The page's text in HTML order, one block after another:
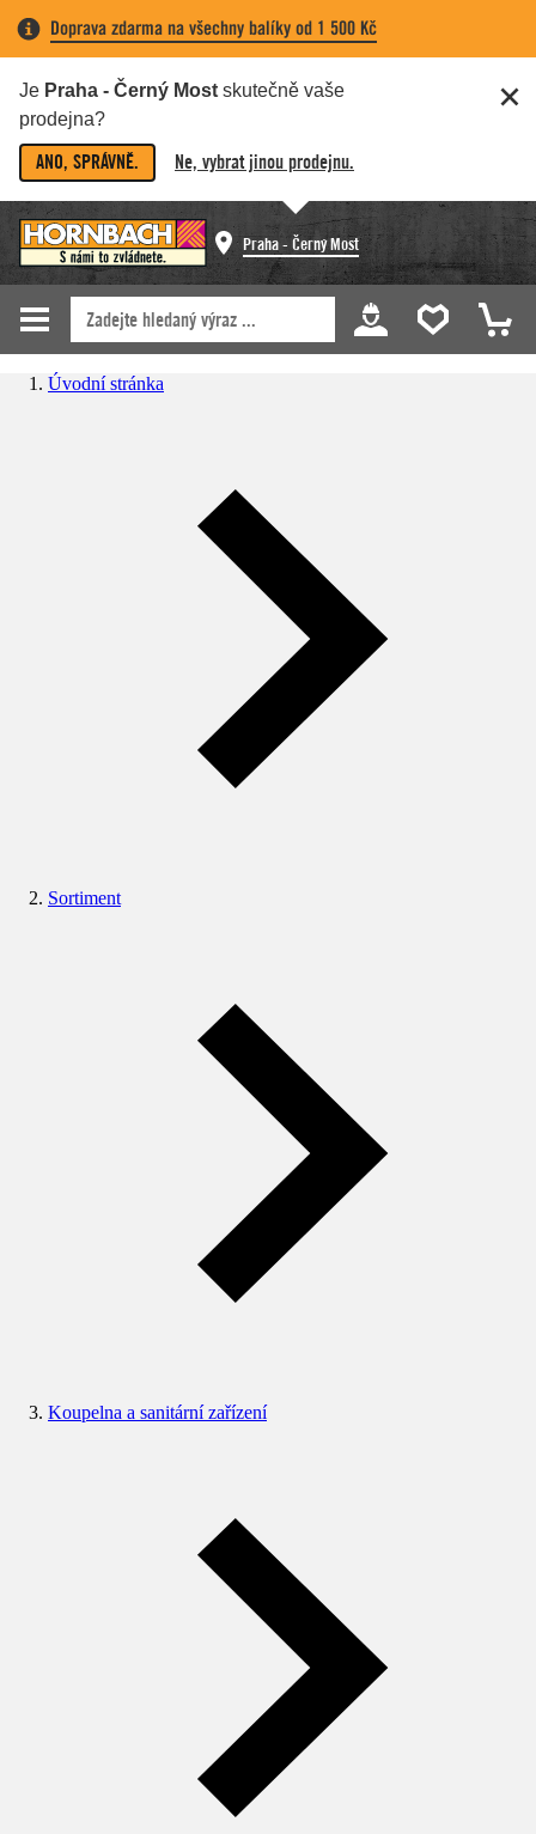
Doprava zdarma na všechny balíky od 1 500 Kč
Je Praha - Černý Most skutečně vaše
prodejna?
ANO, SPRÁVNĚ. Ne, vybrat jinou prodejnu.
Praha - Černý Most
Úvodní stránka
Sortiment
Koupelna a sanitární zařízení